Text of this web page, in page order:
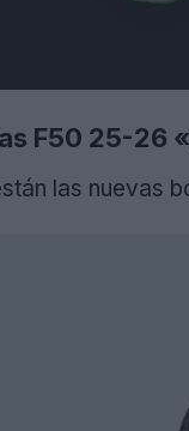
F50 25-26
las nuevas